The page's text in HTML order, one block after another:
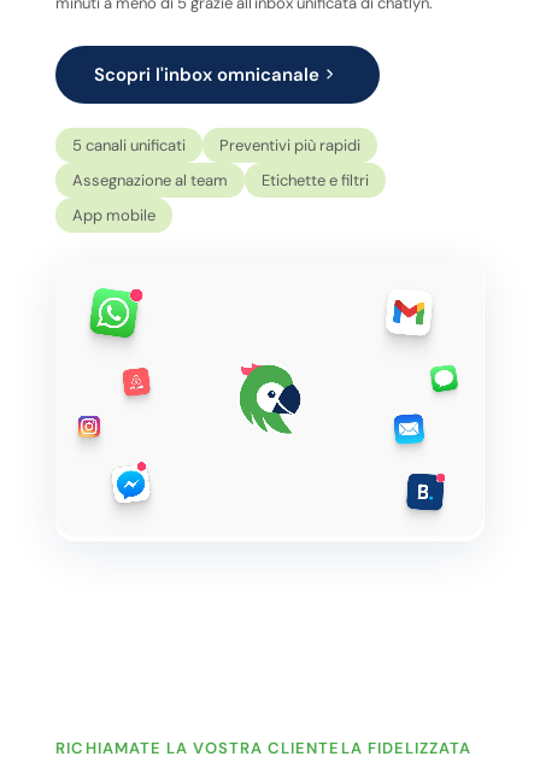
Scopri l'inbox omnicanale
5 canali unificati
Preventivi più rapidi
Assegnazione al team
Etichette e filtri
App mobile
RICHIAMATE LA VOSTRA CLIENTELA FIDELIZZATA